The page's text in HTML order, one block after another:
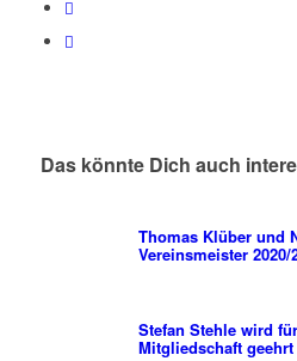
Das könnte Dich auch
Thomas Klüber und
Vereinsmeister 2020/
Stefan Stehle wird
Mitgliedschaft geehrt